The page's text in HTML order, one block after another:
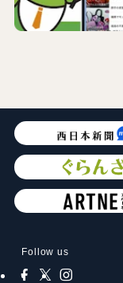
Follow us